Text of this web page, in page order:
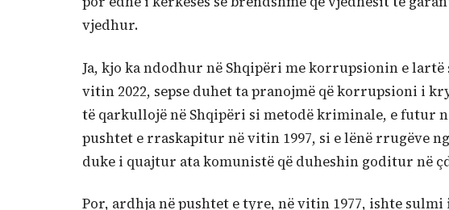
vjedhur.
Ja, kjo ka ndodhur në Shqipëri me korrupsionin e
vitin 2022, sepse duhet ta pranojmë që korrupsioni i
të qarkullojë në Shqipëri si metodë kriminale, e futur
pushtet e rraskapitur në vitin 1997, si e lënë rrugëve
duke i quajtur ata komunistë që duheshin goditur në
Por, ardhja në pushtet e tyre, në vitin 1977, ishte